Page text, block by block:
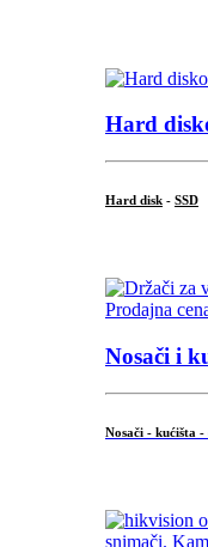
Hard
Hard disk - SSD
Nosači i
Nosači - kućišta